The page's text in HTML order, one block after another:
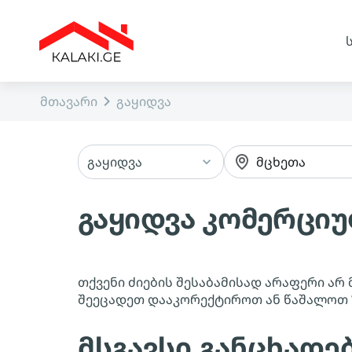
მთავარი გაყიდვა
გაყიდვა მცხეთა
გაყიდვა
თქვენი ძიების შესაბამისად არაფერი არ
შეეცადეთ დააკორექტიროთ ან